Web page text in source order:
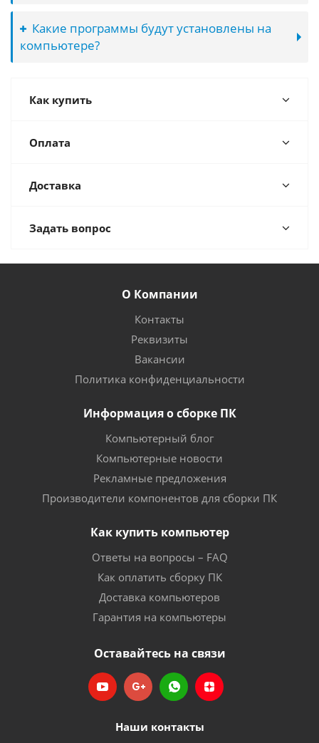
Какие программы будут установлены на
компьютере?
Как купить
Оплата
Доставка
Задать вопрос
О Компании
Контакты
Реквизиты
Вакансии
Политика конфиденциальности
Информация о сборке ПК
Компьютерный блог
Компьютерные новости
Рекламные предложения
Производители компонентов для сборки ПК
Как купить компьютер
Ответы на вопросы – FAQ
Как оплатить сборку ПК
Доставка компьютеров
Гарантия на компьютеры
Оставайтесь на связи
Наши контакты